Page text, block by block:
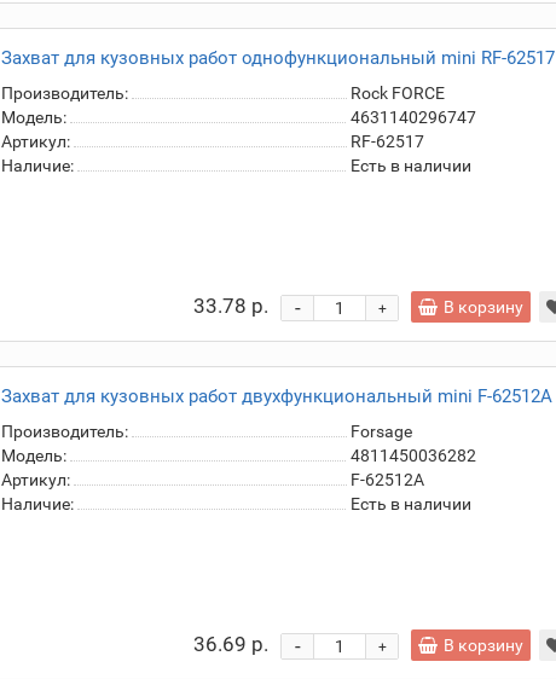
Захват для кузовных работ однофункциональный mini RF-62517
Производитель:
Rock FORCE
Модель:
4631140296747
Артикул:
RF-62517
Наличие:
Есть в наличии
33.78 р. +
- В корзину
Захват для кузовных работ двухфункциональный mini F-62512A
Производитель:
Forsage
Модель:
4811450036282
Артикул:
F-62512A
Наличие:
Есть в наличии
36.69 р. +
- В корзину